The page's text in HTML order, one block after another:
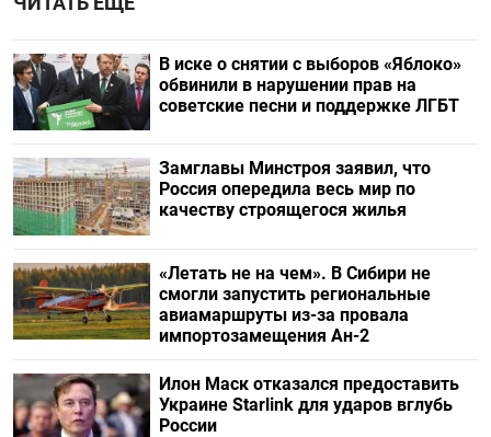
В иске о снятии с выборов «Яблоко»
обвинили в нарушении прав на
советские песни и поддержке ЛГБТ
Замглавы Минстроя заявил, что
Россия опередила весь мир по
качеству строящегося жилья
«Летать не на чем». В Сибири не
смогли запустить региональные
авиамаршруты из-за провала
импортозамещения Ан-2
Илон Маск отказался предоставить
Украине Starlink для ударов вглубь
России